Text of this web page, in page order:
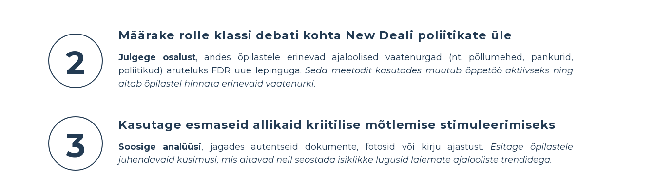
2
Määrake rolle klassi debati kohta New Deali poliitikate üle
Julgege osalust, andes õpilastele erinevad ajaloolised vaatenurgad (nt. põllumehed, pankurid,
poliitikud) aruteluks FDR uue lepinguga.Seda meetodit kasutades muutub õppetöö aktiivseks ning
aitab õpilastel hinnata erinevaid vaatenurki.
3
Kasutage esmaseid allikaid kriitilise mõtlemise stimuleerimiseks
Soosige analüüsi, jagades autentseid dokumente, fotosid või kirju ajastust. Esitage õpilastele
juhendavaid küsimusi, mis aitavad neil seostada isiklikke lugusid laiemate ajalooliste trendidega.